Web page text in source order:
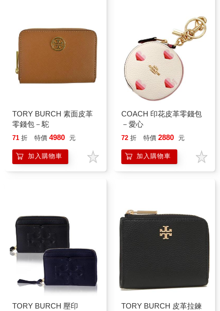
TORY BURCH 素面皮革
零錢包－駝
71 折 特價 4980 元
加入購物車
COACH 印花皮革零錢包
－愛心
72 折 特價 2880 元
加入購物車
TORY BURCH 壓印
TORY BURCH 皮革拉鍊